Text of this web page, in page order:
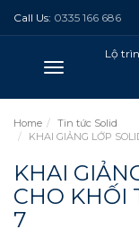
Call Us: 0335 166 686
Lộ
Toggle
Home
Tin tức Solid
KHAI GIẢNG LỚP
KHAI
CHO KHỐI
7